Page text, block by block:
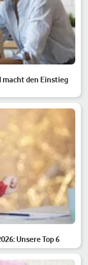
macht den Einstieg
Unsere Top 6